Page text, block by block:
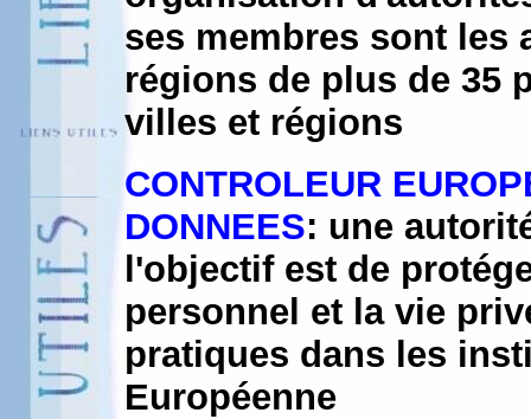
ses membres sont les
régions de plus de 35
villes et régions
CONTROLEUR
DONNEES: une
l'objectif est de
personnel et la vie
pratiques dans les
Européenne